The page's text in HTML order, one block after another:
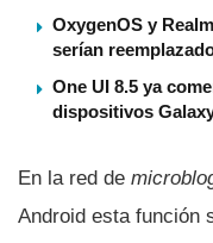
OxygenOS y
serían
One UI 8.5 ya
dispositivos
En la red de
Android esta función